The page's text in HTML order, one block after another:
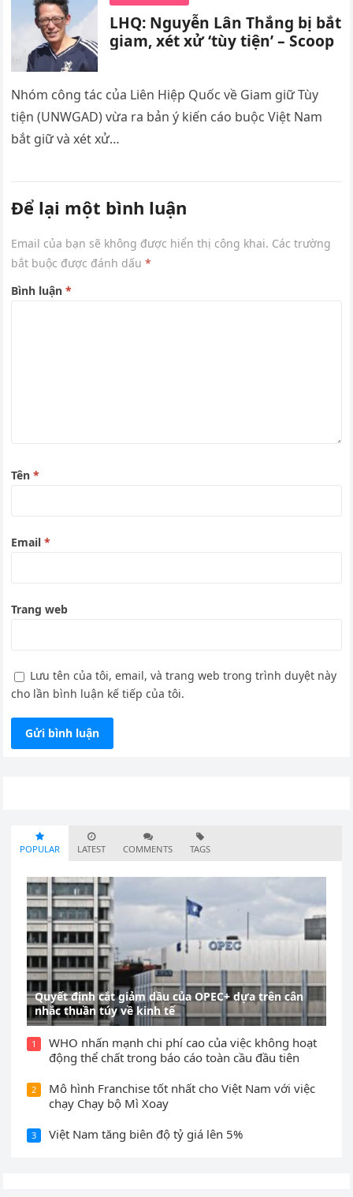
LHQ: Nguyễn Lân Thắng bị bắt
giam, xét xử ‘tùy tiện’ – Scoop
Nhóm công tác của Liên Hiệp Quốc về Giam giữ Tùy
tiện (UNWGAD) vừa ra bản ý kiến cáo buộc Việt Nam
bắt giữ và xét xử…
Để lại một bình luận
Email của bạn sẽ không được hiển thị công khai. Các trường
bắt buộc được đánh dấu*
Bình luận*
Tên*
Email*
Trang web
Lưu tên của tôi, email, và trang web trong trình duyệt này
cho lần bình luận kế tiếp của tôi.
POPULAR LATEST COMMENTS TAGS
Quyết định cắt giảm dầu của OPEC+ dựa trên cân
nhắc thuần túy về kinh tế
1
WHO nhấn mạnh chi phí cao của việc không hoạt
động thể chất trong báo cáo toàn cầu đầu tiên
2
Mô hình Franchise tốt nhất cho Việt Nam với việc
chạy Chạy bộ Mì Xoay
3 Việt Nam tăng biên độ tỷ giá lên 5%